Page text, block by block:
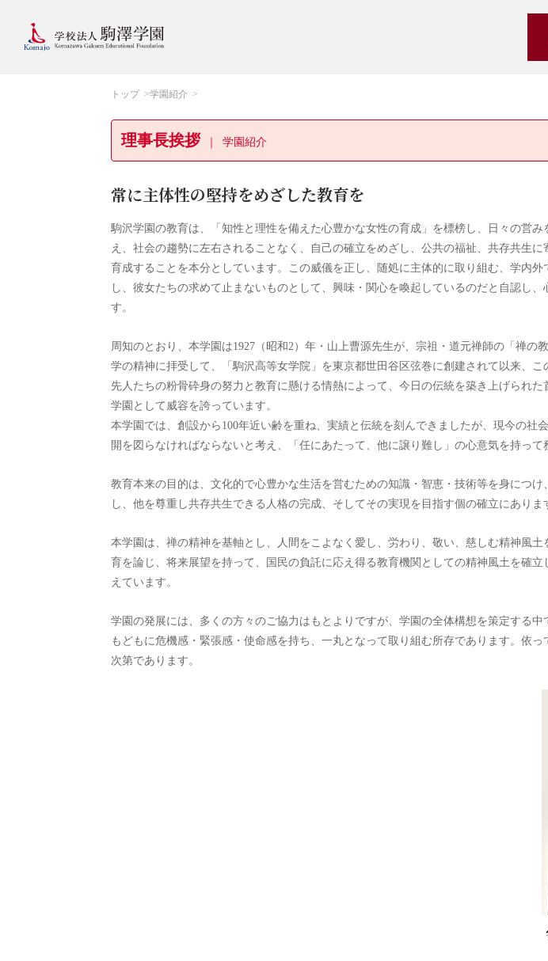
トップ 学園紹介
理事長挨拶 学園紹介
常に主体性の堅持をめざした教育を
駒沢学園の教育は、「知性と理性を備えた心豊かな女性の育成」を標榜し、日々の営
え、社会の趨勢に左右されることなく、自己の確立をめざし、公共の福祉、共存共生
育成することを本分としています。この威儀を正し、随処に主体的に取り組む、学内
し、彼女たちの求めて止まないものとして、興味・関心を喚起しているのだと自認し
す。
周知のとおり、本学園は1927（昭和2）年・山上曹源先生が、宗祖・道元禅師の「禅の
学の精神に拝受して、「駒沢高等女学院」を東京都世田谷区弦巻に創建されて以来、こ
先人たちの粉骨砕身の努力と教育に懸ける情熱によって、今日の伝統を築き上げられ
学園として威容を誇っています。
本学園では、創設から100年近い齢を重ね、実績と伝統を刻んできましたが、現今の社
開を図らなければならないと考え、「任にあたって、他に譲り難し」の心意気を持って
教育本来の目的は、文化的で心豊かな生活を営むための知識・智恵・技術等を身につ
し、他を尊重し共存共生できる人格の完成、そしてその実現を目指す個の確立にありま
本学園は、禅の精神を基軸とし、人間をこよなく愛し、労わり、敬い、慈しむ精神風
育を論じ、将来展望を持って、国民の負託に応え得る教育機関としての精神風土を確
えています。
学園の発展には、多くの方々のご協力はもとよりですが、学園の全体構想を策定する
もどもに危機感・緊張感・使命感を持ち、一丸となって取り組む所存であります。依
次第であります。